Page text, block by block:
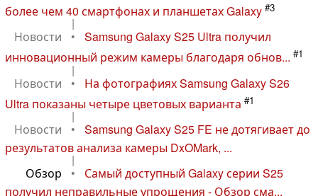
более чем 40 смартфонах и планшетах Galaxy #3
|
Новости
•
Samsung Galaxy S25 Ultra получил
инновационный режим камеры благодаря обнов... #1
|
Новости
•
На фотографиях Samsung Galaxy S26
Ultra показаны четыре цветовых варианта #1
|
Новости
•
Samsung Galaxy S25 FE не дотягивает до
результатов анализа камеры DxOMark, ...
|
Обзор
•
Самый доступный Galaxy серии S25
получил неправильные упрощения - Обзор сма...